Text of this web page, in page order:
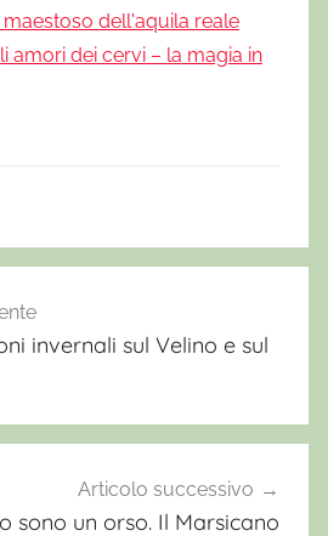
dell'aquila reale
amori dei cervi – la magia in
invernali sul Velino e sul
Articolo successivo
sono un orso. Il Marsicano